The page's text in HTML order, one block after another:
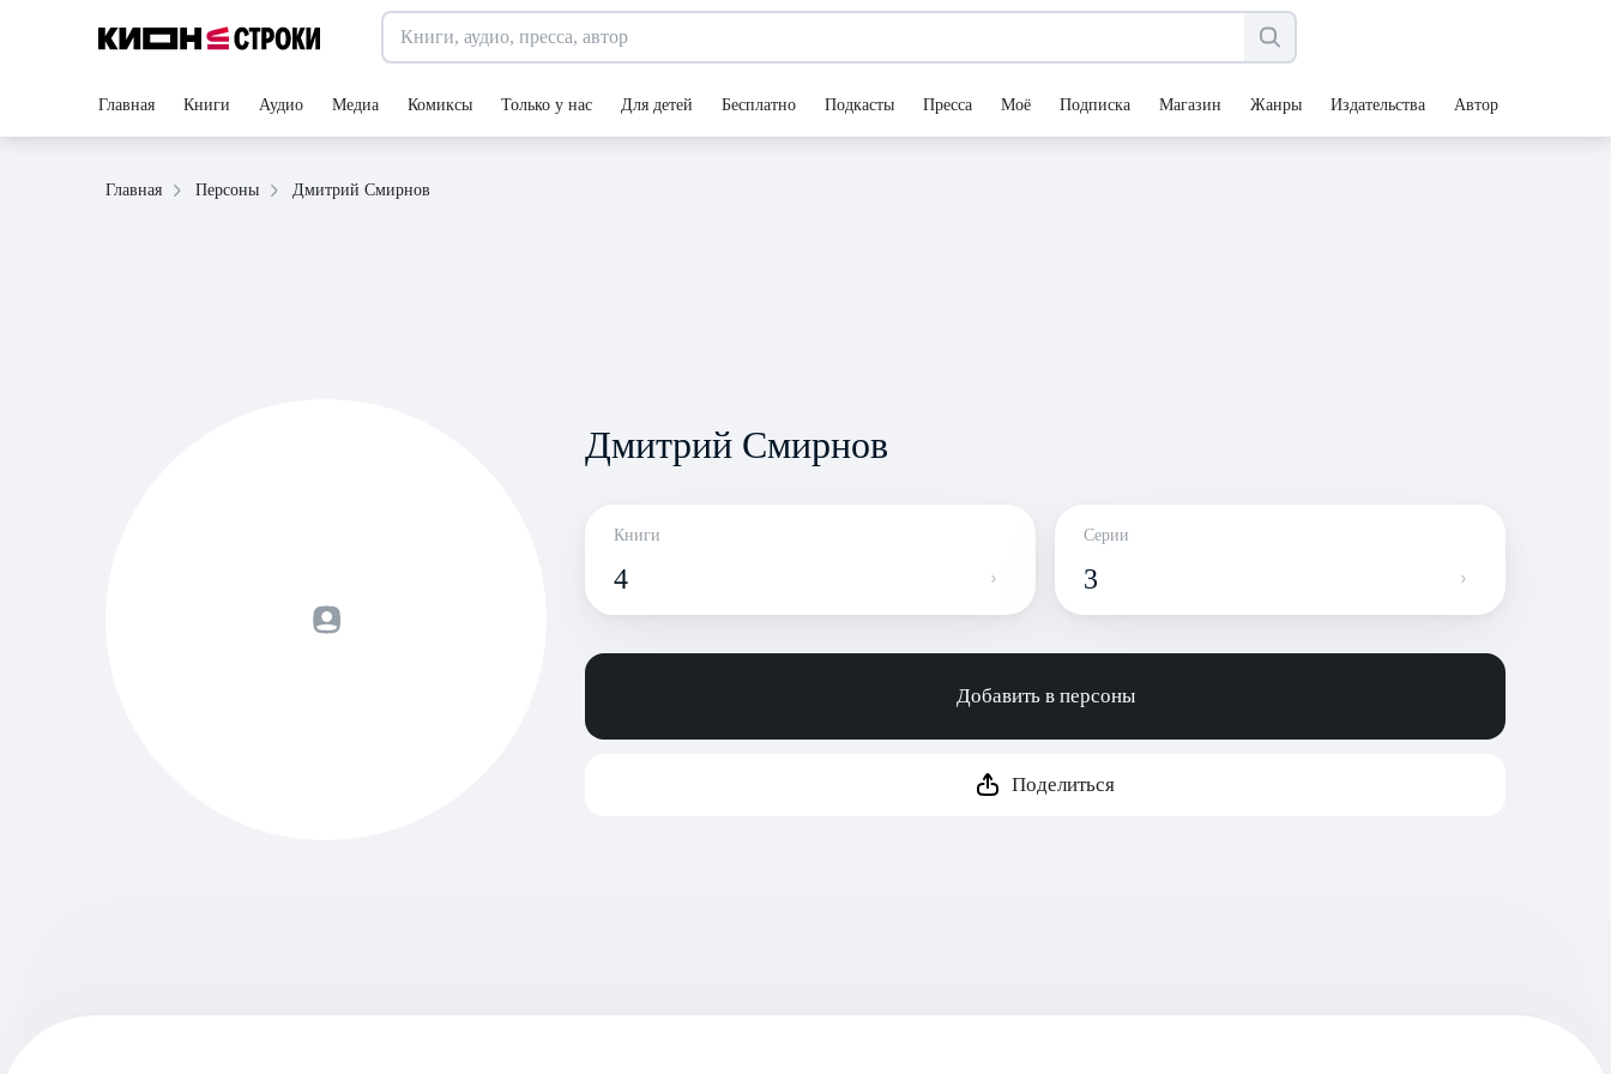
Главная Книги Аудио Медиа Комиксы Только у нас Для детей Бесплатно Подкасты Пресса Моё Подписка Магазин Жанры Издательства Авторы
Главная Персоны Дмитрий Смирнов
Дмитрий Смирнов
Книги
4
Серии
3
Добавить в персоны
Поделиться